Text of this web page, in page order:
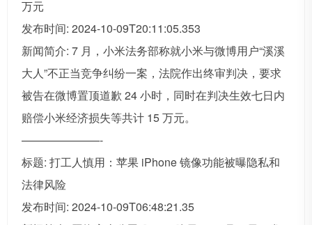
万元
发布时间: 2024-10-09T20:11:05.353
新闻简介: 7 月，小米法务部称就小米与微博用户“溪溪
大人”不正当竞争纠纷一案，法院作出终审判决，要求
被告在微博置顶道歉 24 小时，同时在判决生效七日内
赔偿小米经济损失等共计 15 万元。
———————-
标题: 打工人慎用：苹果 iPhone 镜像功能被曝隐私和
法律风险
发布时间: 2024-10-09T06:48:21.35